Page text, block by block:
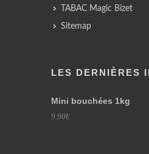
TABAC Magic Bizet
Sitemap
LES DERNIÈRES
Mini bouchées 1kg
9.90€